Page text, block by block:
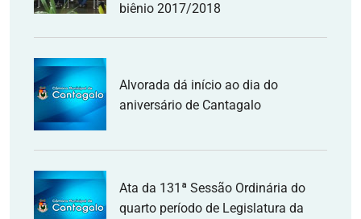
biênio 2017/2018
Alvorada dá início ao dia do
aniversário de Cantagalo
Ata da 131ª Sessão Ordinária do
quarto período de Legislatura da